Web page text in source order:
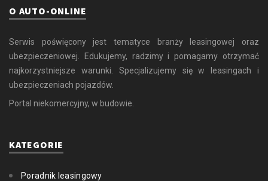
O AUTO-ONLINE
Serwis poświęcony jest tematyce branży leasingowej oraz
ubezpieczeniowej. Edukujemy, radzimy i pomagamy otrzymać
najkorzystniejsze warunki. Specjalizujemy się w leasingach i
ubezpieczeniach pojazdów.
Portal niekomercyjny, w budowie.
KATEGORIE
Poradnik leasingowy